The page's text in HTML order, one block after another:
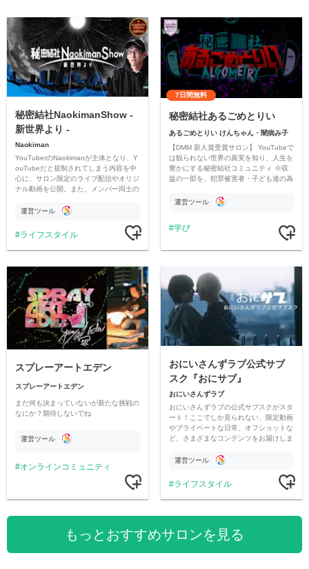
秘密結社NaokimanShow -
新世界より -
Naokiman
YouTuberのNaokimanが主体となり、Y
ouTubeだと規制されてしまう内容を中
心に、サロン限定のライブ配信やオリジ
ナル動画を公開。また、メンバー同士の
ただいています。
運営ツール
ライフスタイル
7日間無料
秘密結社あるごめとりい
あるごめとりい けんちゃん・闇病み子
【DMM 新人賞受賞サロン】 YouTubeで
は観られない世界の真実を知り、人生を
豊かにする秘密結社コミュニティ ※収
益の一部を、犯罪被害者・子ども達の為
す運営ツール
学び
スプレーアートエデン
スプレーアートエデン
まだ何も決まっていないが新たな挑戦の
なにか？期待しないでね
運営ツール
オンラインコミュニティ
おにいさんずラブ公式サブ
スク『おにサブ』
おにいさんずラブ
おにいさんずラブの公式サブスクがスタ
ート！ここでしか見られない、限定動画
やプライベートな日常、オフショットな
ど、さまざまなコンテンツをお届けしま
運営ツール
ライフスタイル
もっとおすすめサロンを見る